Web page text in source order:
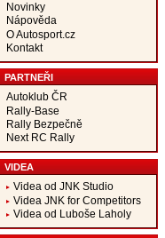
Novinky
Nápověda
O Autosport.cz
Kontakt
PARTNEŘI
Autoklub ČR
Rally-Base
Rally Bezpečně
Next RC Rally
VIDEA
Videa od JNK Studio
Videa JNK for Competitors
Videa od Luboše Laholy